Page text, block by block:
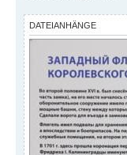
DATEIANHÄNGE